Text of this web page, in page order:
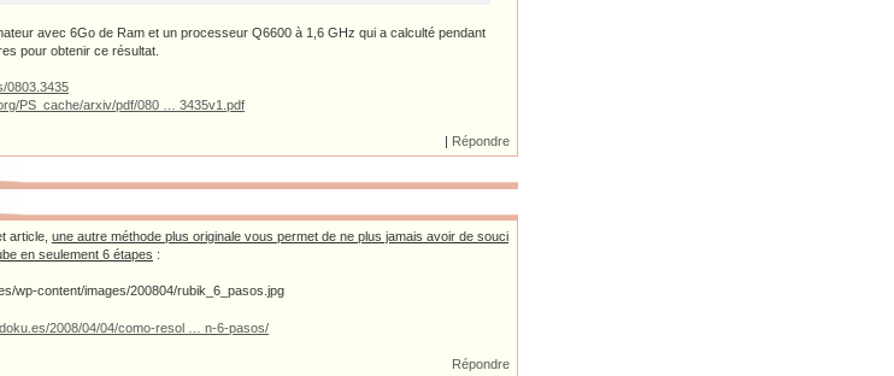
avec 6Go de Ram et un processeur Q6600 à 1,6 GHz qui a calculté pendant
pour obtenir ce résultat.
0803.3435
PS_cache/arxiv/pdf/080 … 3435v1.pdf
| Répondre
article, une autre méthode plus originale vous permet de ne plus jamais avoir de souci
en seulement 6 étapes :
2008/04/04/como-resol … n-6-pasos/
Répondre